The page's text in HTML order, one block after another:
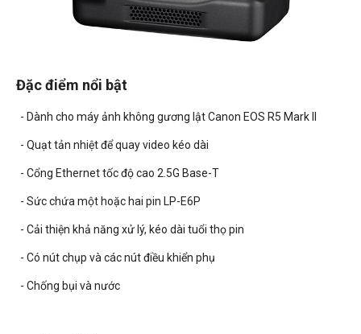
Đặc điểm nổi bật
- Dành cho máy ảnh không gương lật Canon EOS R5 Mark II
- Quạt tản nhiệt để quay video kéo dài
- Cổng Ethernet tốc độ cao 2.5G Base-T
- Sức chứa một hoặc hai pin LP-E6P
- Cải thiện khả năng xử lý, kéo dài tuổi thọ pin
- Có nút chụp và các nút điều khiển phụ
- Chống bụi và nước